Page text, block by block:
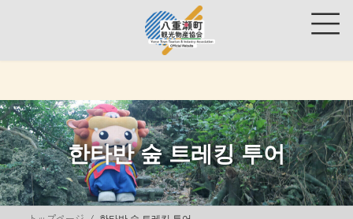
ス
キ
ッ
プ
ン
に
移
動
한타반 숲 트레킹 투어